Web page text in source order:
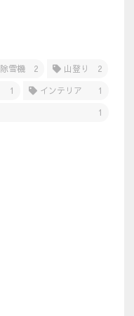
除雪機 2 山登り
2
1 インテリア
1
1